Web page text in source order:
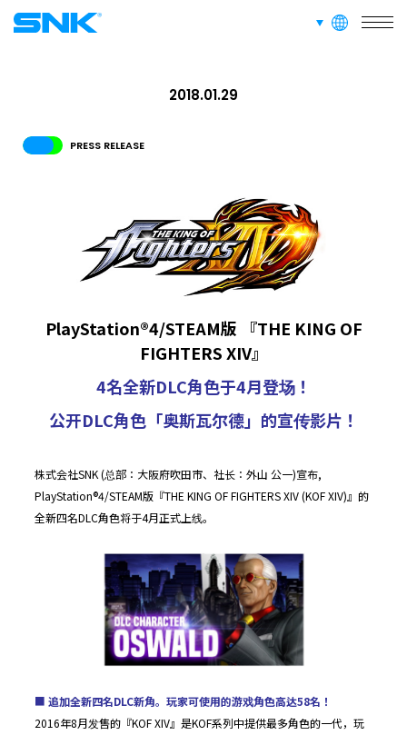
languages
ABOUT
RECRUIT FOR FANS
PRESS RELEASE
2018.01.29
PlayStation®4/STEAM版 『THE KING OF
FIGHTERS XIV』
4名全新DLC角色于4月登场！
公开DLC角色「奥斯瓦尔德」的宣传影片！
株式会社SNK (总部：大阪府吹田市、社长：外山 公一)宣布,
PlayStation®4/STEAM版『THE KING OF FIGHTERS XIV (KOF XIV)』的
全新四名DLC角色将于4月正式上线。
■ 追加全新四名DLC新角。玩家可使用的游戏角色高达58名！
2016年8月发售的『KOF XIV』是KOF系列中提供最多角色的一代，玩